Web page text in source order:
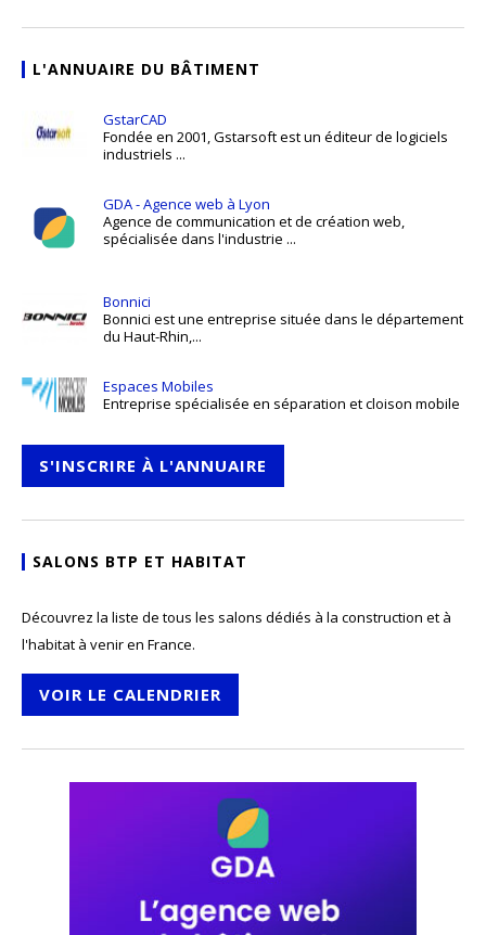
L'ANNUAIRE DU BÂTIMENT
GstarCAD
Fondée en 2001, Gstarsoft est un éditeur de logiciels
industriels ...
GDA - Agence web à Lyon
Agence de communication et de création web,
spécialisée dans l'industrie ...
Bonnici
Bonnici est une entreprise située dans le département
du Haut-Rhin,...
Espaces Mobiles
Entreprise spécialisée en séparation et cloison mobile
S'INSCRIRE À L'ANNUAIRE
SALONS BTP ET HABITAT
Découvrez la liste de tous les salons dédiés à la construction et à
l'habitat à venir en France.
VOIR LE CALENDRIER